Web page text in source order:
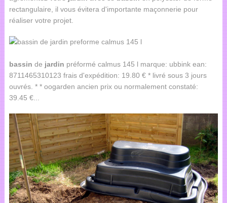
rectangulaire, il vous évitera d'importante maçonnerie pour
réaliser votre projet.
bassin de jardin préformé calmus 145 l marque: ubbink ean:
8711465310123 frais d'expédition: 19.80 € * livré sous 3 jours
ouvrés. * * oogarden ancien prix ou normalement constaté:
39.45 €...